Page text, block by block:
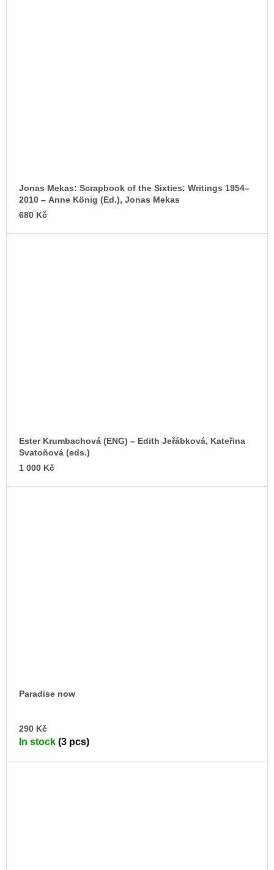
Jonas Mekas: Scrapbook of the Sixties: Writings 1954–
2010 – Anne König (Ed.), Jonas Mekas
680 Kč
Ester Krumbachová (ENG) –⁠ Edith Jeřábková, Kateřina
Svatoňová (eds.)
1 000 Kč
Paradise now
290 Kč
In stock (3 pcs)